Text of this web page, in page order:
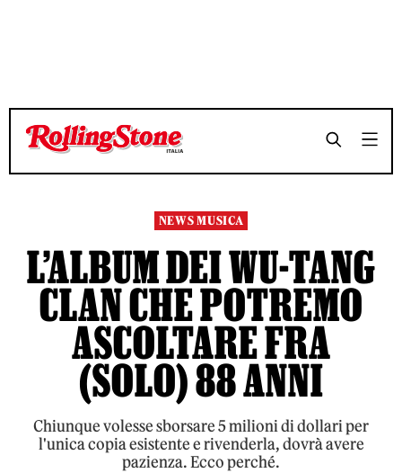
TEMPO DI LETTURA 3 MINUTI SHARE
TEMPO DI LETTURA 3 MINUTI SHARE
NEWS MUSICA
L’ALBUM DEI WU-TANG
CLAN CHE POTREMO
ASCOLTARE FRA
(SOLO) 88 ANNI
Chiunque volesse sborsare 5 milioni di dollari per
l'unica copia esistente e rivenderla, dovrà avere
pazienza. Ecco perché.